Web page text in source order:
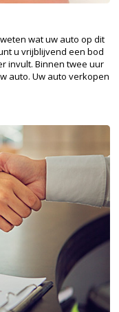
wat uw auto op dit
u vrijblijvend een bod
invult. Binnen twee uur
auto. Uw auto verkopen